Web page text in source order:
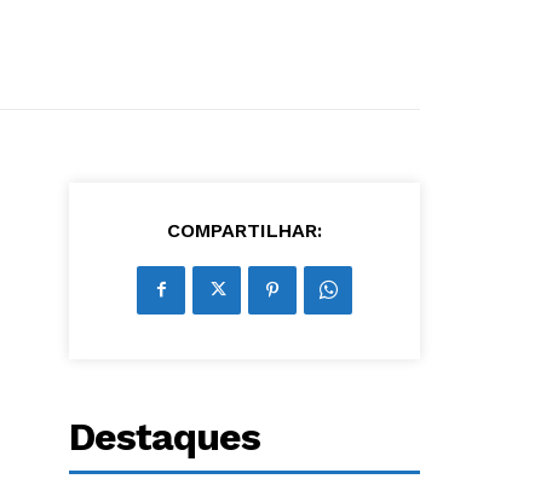
COMPARTILHAR:
Destaques